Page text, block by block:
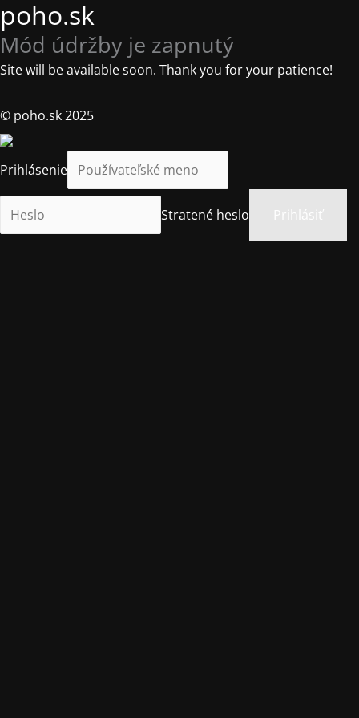
poho.sk
Mód údržby je zapnutý
Site will be available soon. Thank you for your patience!
© poho.sk 2025
Prihlásenie
Stratené heslo